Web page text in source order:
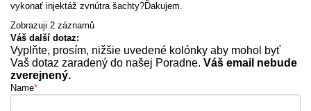
vykonať injektáž zvnútra šachty?Ďakujem.
Zobrazuji 2 záznamů
Váš další dotaz:
Vyplňte, prosím, nižšie uvedené kolónky aby mohol byť
Vaš dotaz zaradený do našej Poradne. Váš email nebude
zverejnený.
Name*